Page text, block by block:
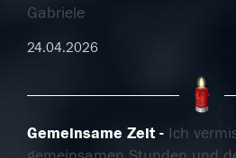
Gabriele
24.04.2026
Gemeinsame Zeit
Ich